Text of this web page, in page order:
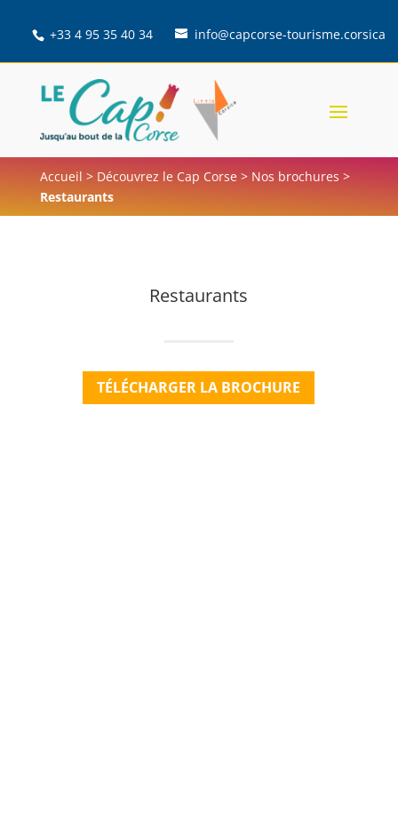
+33 4 95 35 40 34 info@capcorse-tourisme.corsica
Accueil > Découvrez le Cap Corse> Nos brochures >
Restaurants
Restaurants
TÉLÉCHARGER LA BROCHURE